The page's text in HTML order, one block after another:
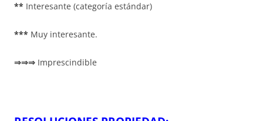
** Interesante (categoría estándar)
*** Muy interesante.
⇒⇒⇒ Imprescindible